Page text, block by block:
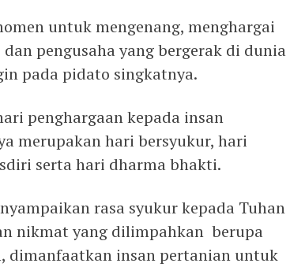
untuk mengenang, menghargai
pengusaha yang bergerak di dunia
pada pidato singkatnya.
penghargaan kepada insan
merupakan hari bersyukur, hari
serta hari dharma bhakti.
rasa syukur kepada Tuhan
nikmat yang dilimpahkan berupa
dimanfaatkan insan pertanian untuk